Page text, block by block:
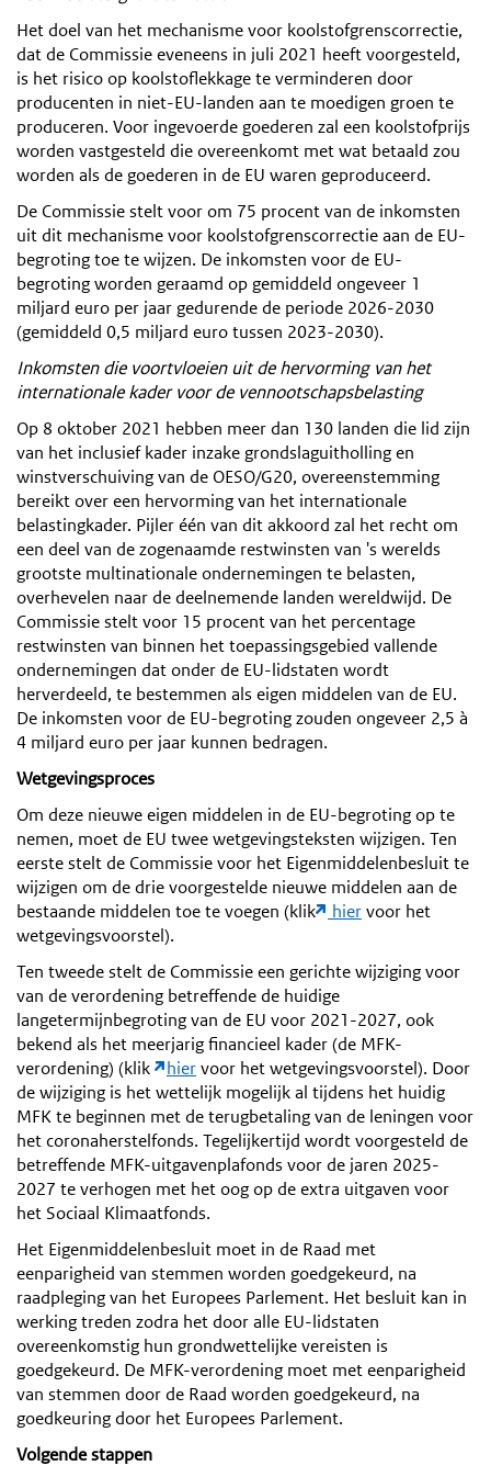
Het doel van het mechanisme voor koolstofgrenscorrectie,
dat de Commissie eveneens in juli 2021 heeft voorgesteld,
is het risico op koolstoflekkage te verminderen door
producenten in niet-EU-landen aan te moedigen groen te
produceren. Voor ingevoerde goederen zal een koolstofprijs
worden vastgesteld die overeenkomt met wat betaald zou
worden als de goederen in de EU waren geproduceerd.
De Commissie stelt voor om 75 procent van de inkomsten
uit dit mechanisme voor koolstofgrenscorrectie aan de EU-
begroting toe te wijzen. De inkomsten voor de EU-
begroting worden geraamd op gemiddeld ongeveer 1
miljard euro per jaar gedurende de periode 2026-2030
(gemiddeld 0,5 miljard euro tussen 2023-2030).
Inkomsten die voortvloeien uit de hervorming van het
internationale kader voor de vennootschapsbelasting
Op 8 oktober 2021 hebben meer dan 130 landen die lid zijn
van het inclusief kader inzake grondslaguitholling en
winstverschuiving van de OESO/G20, overeenstemming
bereikt over een hervorming van het internationale
belastingkader. Pijler één van dit akkoord zal het recht om
een deel van de zogenaamde restwinsten van 's werelds
grootste multinationale ondernemingen te belasten,
overhevelen naar de deelnemende landen wereldwijd. De
Commissie stelt voor 15 procent van het percentage
restwinsten van binnen het toepassingsgebied vallende
ondernemingen dat onder de EU-lidstaten wordt
herverdeeld, te bestemmen als eigen middelen van de EU.
De inkomsten voor de EU-begroting zouden ongeveer 2,5 à
4 miljard euro per jaar kunnen bedragen.
Wetgevingsproces
Om deze nieuwe eigen middelen in de EU-begroting op te
nemen, moet de EU twee wetgevingsteksten wijzigen. Ten
eerste stelt de Commissie voor het Eigenmiddelenbesluit te
wijzigen om de drie voorgestelde nieuwe middelen aan de
bestaande middelen toe te voegen (klik
hiervoor het
wetgevingsvoorstel).
Ten tweede stelt de Commissie een gerichte wijziging voor
van de verordening betreffende de huidige
langetermijnbegroting van de EU voor 2021-2027, ook
bekend als het meerjarig financieel kader (de MFK-
verordening) (klik
hiervoor het wetgevingsvoorstel). Door
de wijziging is het wettelijk mogelijk al tijdens het huidig
MFK te beginnen met de terugbetaling van de leningen voor
het coronaherstelfonds. Tegelijkertijd wordt voorgesteld de
betreffende MFK-uitgavenplafonds voor de jaren 2025-
2027 te verhogen met het oog op de extra uitgaven voor
het Sociaal Klimaatfonds.
Het Eigenmiddelenbesluit moet in de Raad met
eenparigheid van stemmen worden goedgekeurd, na
raadpleging van het Europees Parlement. Het besluit kan in
werking treden zodra het door alle EU-lidstaten
overeenkomstig hun grondwettelijke vereisten is
goedgekeurd. De MFK-verordening moet met eenparigheid
van stemmen door de Raad worden goedgekeurd, na
goedkeuring door het Europees Parlement.
Volgende stappen